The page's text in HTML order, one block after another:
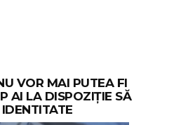
VOR MAI PUTEA FI
AI LA DISPOZIȚIE SĂ